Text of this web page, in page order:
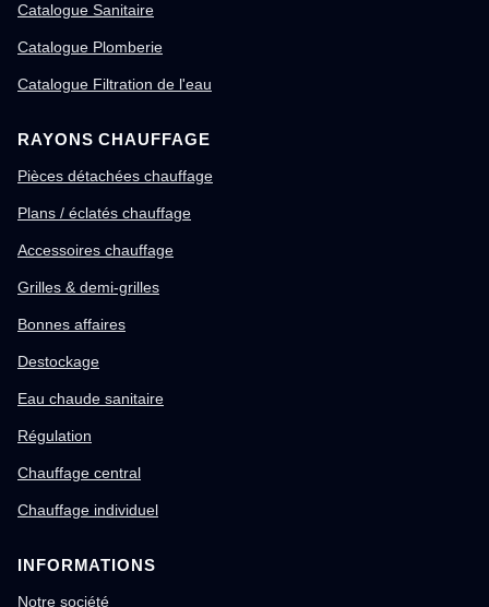
Catalogue Sanitaire
Catalogue Plomberie
Catalogue Filtration de l'eau
RAYONS CHAUFFAGE
Pièces détachées chauffage
Plans / éclatés chauffage
Accessoires chauffage
Grilles & demi-grilles
Bonnes affaires
Destockage
Eau chaude sanitaire
Régulation
Chauffage central
Chauffage individuel
INFORMATIONS
Notre société